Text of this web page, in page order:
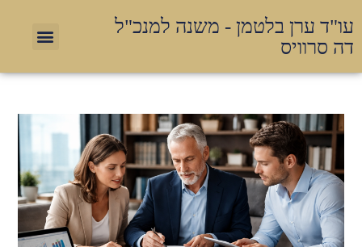
עו"ד ערן בלטמן - משנה למנכ"ל
דה סרוויס